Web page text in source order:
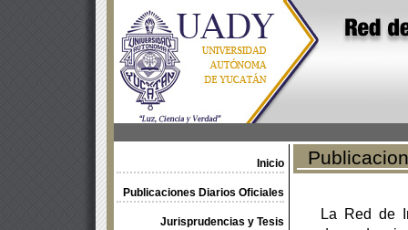
Inicio
Publicaciones Diarios Oficiales
Jurisprudencias y Tesis
La Red de